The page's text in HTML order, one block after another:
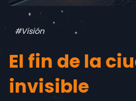
#Visión
El fin de la
invisible